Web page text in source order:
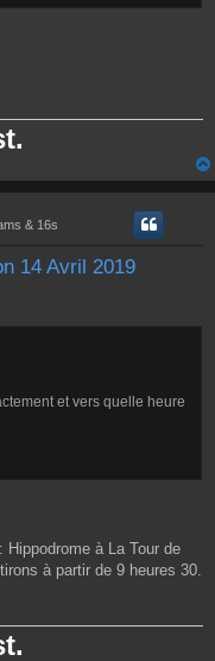
& 16s
14 Avril 2019
et vers quelle heure
à La Tour de
à partir de 9 heures 30.